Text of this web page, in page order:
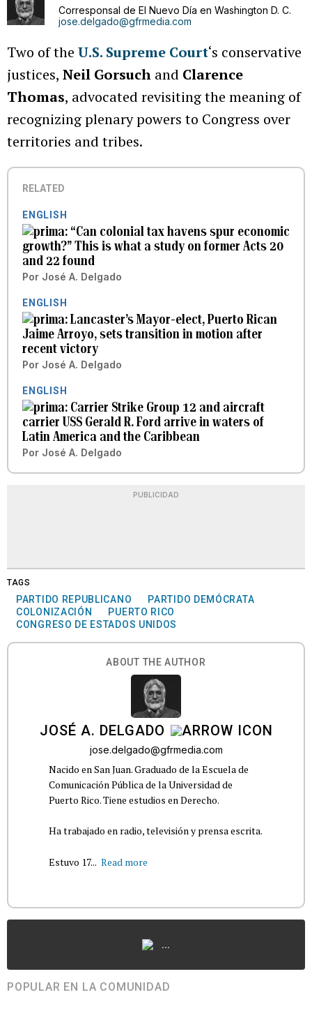
Corresponsal de El Nuevo Día en Washington D. C.
jose.delgado@gfrmedia.com
Two of the U.S. Supreme Court‘s conservative
justices, Neil Gorsuch and Clarence
Thomas, advocated revisiting the meaning of
recognizing plenary powers to Congress over
territories and tribes.
RELATED
ENGLISH
“Can colonial tax havens spur economic
growth?” This is what a study on former Acts 20
and 22 found
Por José A. Delgado
ENGLISH
Lancaster’s Mayor-elect, Puerto Rican
Jaime Arroyo, sets transition in motion after
recent victory
Por José A. Delgado
ENGLISH
Carrier Strike Group 12 and aircraft
carrier USS Gerald R. Ford arrive in waters of
Latin America and the Caribbean
Por José A. Delgado
PUBLICIDAD
TAGS
PARTIDO REPUBLICANO
PARTIDO DEMÓCRATA
COLONIZACIÓN
PUERTO RICO
CONGRESO DE ESTADOS UNIDOS
ABOUT THE AUTHOR
JOSÉ A. DELGADO
jose.delgado@gfrmedia.com
Nacido en San Juan. Graduado de la Escuela de
Comunicación Pública de la Universidad de
Puerto Rico. Tiene estudios en Derecho.
Ha trabajado en radio, televisión y prensa escrita.
Estuvo 17... Read more
...
POPULAR EN LA COMUNIDAD